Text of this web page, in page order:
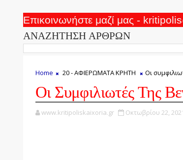
Επικοινωνήστε μαζί μας -
ΑΝΑΖΗΤΗΣΗ ΑΡΘΡΩΝ
Home 20 - ΑΦΙΕΡΩΜΑΤΑ ΚΡΗΤΗ Οι
Οι Συμφιλιωτές Της
www.kritipoliskaixoria.gr Οκτωβρίου 22,